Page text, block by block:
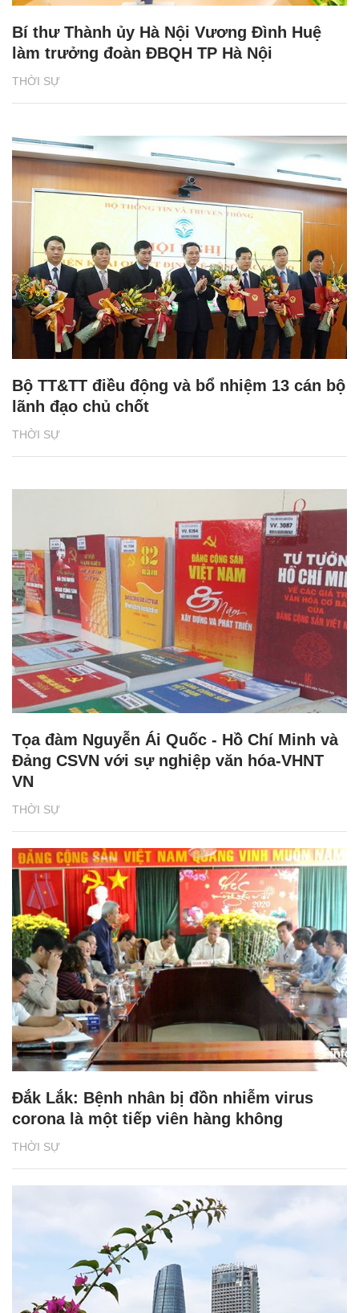
THỜI SỰ
Bí thư Thành ủy Hà Nội Vương Đình Huệ
làm trưởng đoàn ĐBQH TP Hà Nội
THỜI SỰ
Bộ TT&TT điều động và bổ nhiệm 13 cán bộ
lãnh đạo chủ chốt
THỜI SỰ
Tọa đàm Nguyễn Ái Quốc - Hồ Chí Minh và
Đảng CSVN với sự nghiệp văn hóa-VHNT
VN
THỜI SỰ
Đắk Lắk: Bệnh nhân bị đồn nhiễm virus
corona là một tiếp viên hàng không